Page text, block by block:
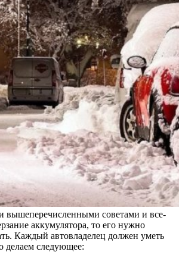
вышеперечисленными советами и все-
аккумулятора, то его нужно
Каждый автовладелец должен уметь
делаем следующее: